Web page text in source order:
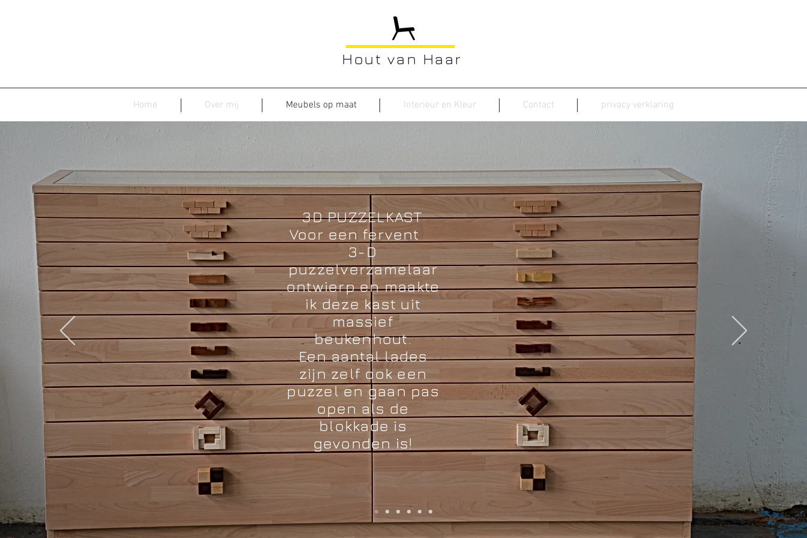
Hout van Haar
Home Over mij Meubels op maat Interieur en Kleur Contact privacy verklaring
3D PUZZELKAST
Voor een fervent
3-D
puzzelverzamelaar
ontwierp en maakte
ik deze kast uit
massief
beukenhout.
Een aantal lades
zijn zelf ook een
puzzel en gaan pas
open als de
blokkade is
gevonden is!